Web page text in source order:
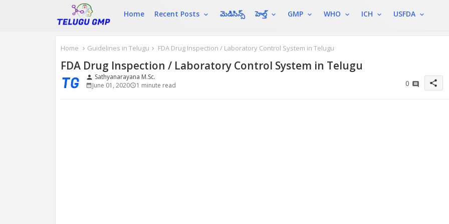
Home Recent Posts మెడిసిన్స్ హెల్త్ GMP WHO ICH USFDA
Home Guidelines in Telugu FDA Drug Inspection / Laboratory Control System in Telugu
FDA Drug Inspection / Laboratory Control System in Telugu
person Sathyanarayana M.Sc.
June 01, 2020
1 minute read 0 share